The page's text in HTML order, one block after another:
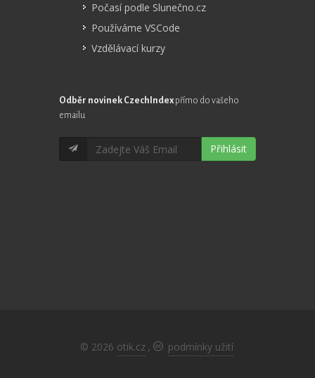
Počasí podle Slunečno.cz
Používáme VSCode
Vzdělávací kurzy
Odběr novinek CzechIndex přímo do vašeho
emailu
Přihlásit
© 2026 otik.cz , podmínky užití